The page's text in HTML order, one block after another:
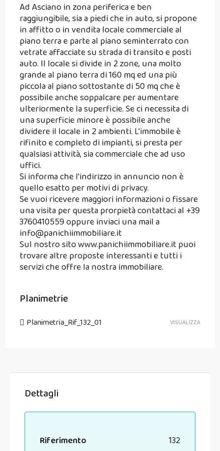
Ad Asciano in zona periferica e ben
raggiungibile, sia a piedi che in auto, si propone
in affitto o in vendita locale commerciale al
piano terra e parte al piano seminterrato con
vetrate affacciate su strada di transito e posti
auto. Il locale si divide in 2 zone, una molto
grande al piano terra di 160 mq ed una più
piccola al piano sottostante di 50 mq che è
possibile anche soppalcare per aumentare
ulteriormente la superficie. Se ci necessita di
una superficie minore è possibile anche
dividere il locale in 2 ambienti. L’immobile è
rifinito e completo di impianti, si presta per
qualsiasi attività, sia commerciale che ad uso
uffici.
Si informa che l’indirizzo in annuncio non è
quello esatto per motivi di privacy.
Se vuoi ricevere maggiori informazioni o fissare
una visita per questa prorpietà contattaci al +39
3760410559 oppure inviaci una mail a
info@panichiimmobiliare.it
Sul nostro sito www.panichiimmobiliare.it puoi
trovare altre proposte interessanti e tutti i
servizi che offre la nostra immobiliare.
Planimetrie
Planimetria_Rif_132_01 VISUALIZZA
Dettagli
Riferimento 132